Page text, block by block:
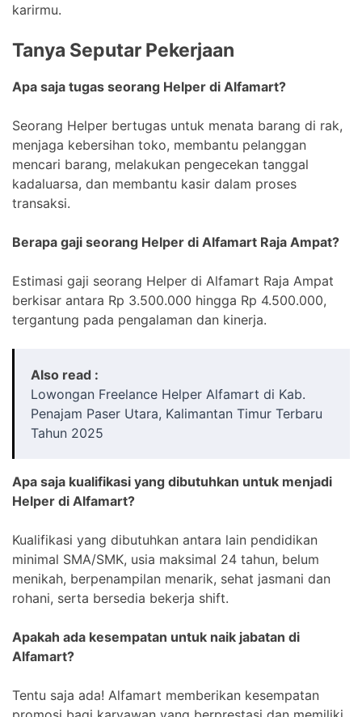
karirmu.
Tanya Seputar Pekerjaan
Apa saja tugas seorang Helper di Alfamart?
Seorang Helper bertugas untuk menata barang di rak,
menjaga kebersihan toko, membantu pelanggan
mencari barang, melakukan pengecekan tanggal
kadaluarsa, dan membantu kasir dalam proses
transaksi.
Berapa gaji seorang Helper di Alfamart Raja Ampat?
Estimasi gaji seorang Helper di Alfamart Raja Ampat
berkisar antara Rp 3.500.000 hingga Rp 4.500.000,
tergantung pada pengalaman dan kinerja.
Also read :
Lowongan Freelance Helper Alfamart di Kab.
Penajam Paser Utara, Kalimantan Timur Terbaru
Tahun 2025
Apa saja kualifikasi yang dibutuhkan untuk menjadi
Helper di Alfamart?
Kualifikasi yang dibutuhkan antara lain pendidikan
minimal SMA/SMK, usia maksimal 24 tahun, belum
menikah, berpenampilan menarik, sehat jasmani dan
rohani, serta bersedia bekerja shift.
Apakah ada kesempatan untuk naik jabatan di
Alfamart?
Tentu saja ada! Alfamart memberikan kesempatan